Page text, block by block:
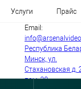
Услуги Прайс
Email:
Республика
Минск, ул.
Стахановская д.
пом. 30